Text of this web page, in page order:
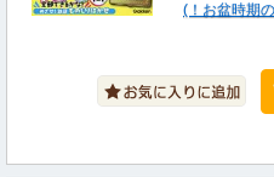
(！お盆時期